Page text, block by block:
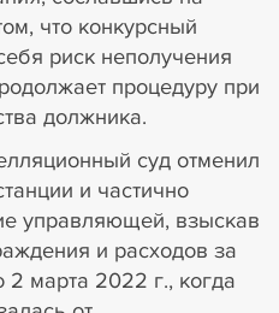
что конкурсный
риск неполучения
процедуру при
должника.
суд отменил
и частично
управляющей, взыскав
и расходов за
марта 2022 г., когда